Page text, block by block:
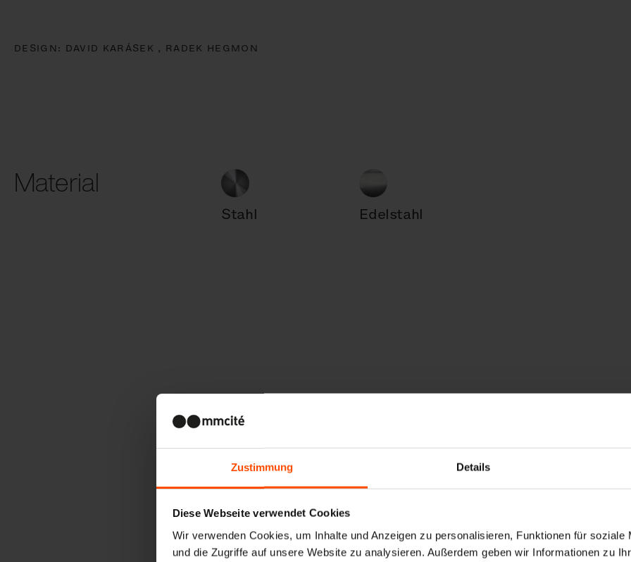
Zustimmung Details
Diese Webseite verwendet Cookies
Wir verwenden Cookies, um Inhalte und Anzeigen zu personalisieren, Funktionen für soziale
und die Zugriffe auf unsere Website zu analysieren. Außerdem geben wir Informationen zu
DESIGN: DAVID KARÁSEK , RADEK HEGMON
Material
Stahl Edelstahl